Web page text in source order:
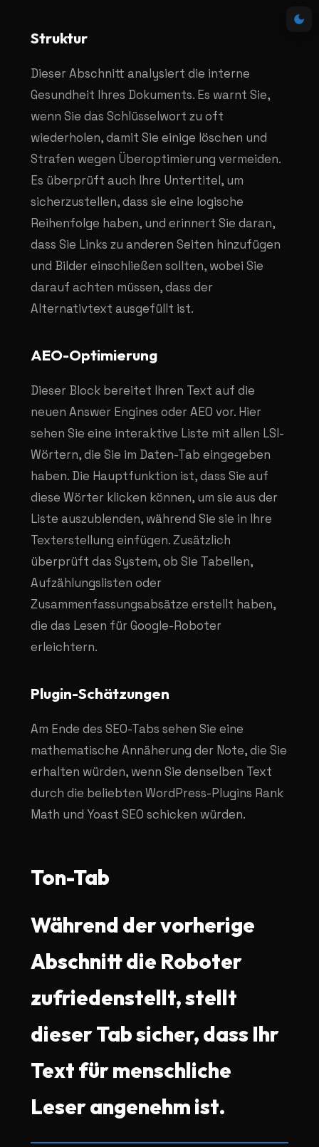
Struktur
Dieser Abschnitt analysiert die interne
Gesundheit Ihres Dokuments. Es warnt Sie,
wenn Sie das Schlüsselwort zu oft
wiederholen, damit Sie einige löschen und
Strafen wegen Überoptimierung vermeiden.
Es überprüft auch Ihre Untertitel, um
sicherzustellen, dass sie eine logische
Reihenfolge haben, und erinnert Sie daran,
dass Sie Links zu anderen Seiten hinzufügen
und Bilder einschließen sollten, wobei Sie
darauf achten müssen, dass der
Alternativtext ausgefüllt ist.
AEO-Optimierung
Dieser Block bereitet Ihren Text auf die
neuen Answer Engines oder AEO vor. Hier
sehen Sie eine interaktive Liste mit allen LSI-
Wörtern, die Sie im Daten-Tab eingegeben
haben. Die Hauptfunktion ist, dass Sie auf
diese Wörter klicken können, um sie aus der
Liste auszublenden, während Sie sie in Ihre
Texterstellung einfügen. Zusätzlich
überprüft das System, ob Sie Tabellen,
Aufzählungslisten oder
Zusammenfassungsabsätze erstellt haben,
die das Lesen für Google-Roboter
erleichtern.
Plugin-Schätzungen
Am Ende des SEO-Tabs sehen Sie eine
mathematische Annäherung der Note, die Sie
erhalten würden, wenn Sie denselben Text
durch die beliebten WordPress-Plugins Rank
Math und Yoast SEO schicken würden.
Ton-Tab
Während der vorherige
Abschnitt die Roboter
zufriedenstellt, stellt
dieser Tab sicher, dass Ihr
Text für menschliche
Leser angenehm ist.